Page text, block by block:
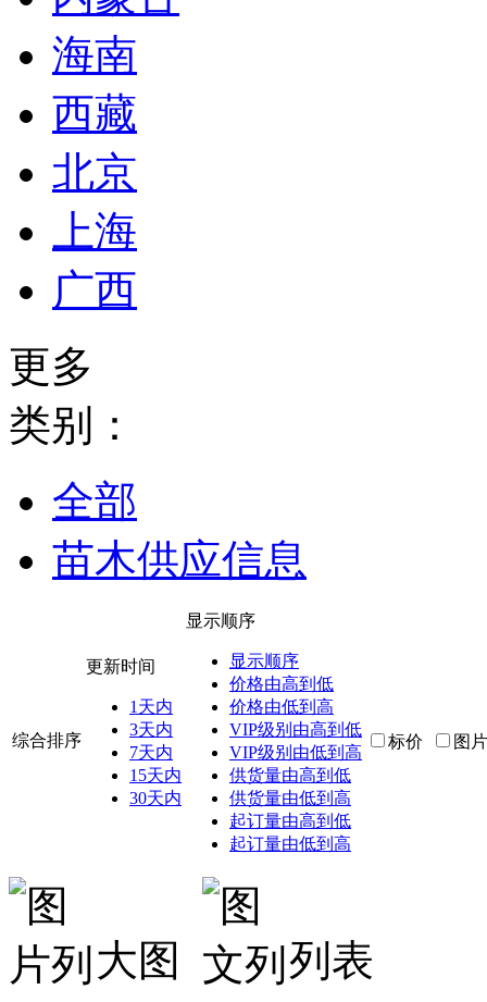
海南
西藏
北京
上海
广西
更多
类别：
全部
苗木供应信息
综合排序
更新时间
1天内
3天内
7天内
15天内
30天内
显示顺序
显示顺序
价格由高到低
价格由低到高
VIP级别由高到低
VIP级别由低到高
供货量由高到低
供货量由低到高
起订量由高到低
起订量由低到高
标价 图
大图 列表